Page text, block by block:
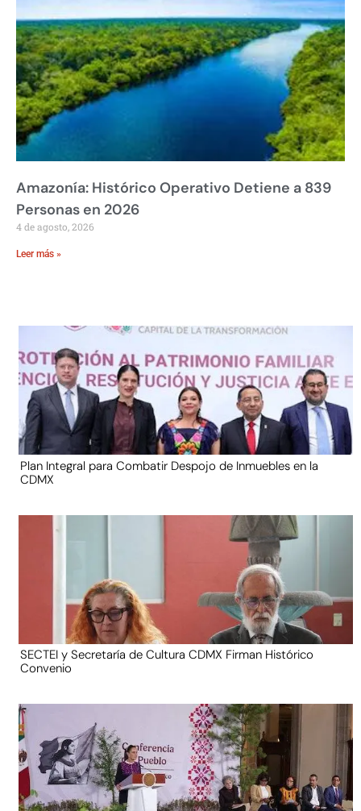
Amazonía: Histórico Operativo Detiene a 839
Personas en 2026
4 de agosto, 2026
Leer más »
Plan Integral para Combatir Despojo de Inmuebles en la
CDMX
SECTEI y Secretaría de Cultura CDMX Firman Histórico
Convenio